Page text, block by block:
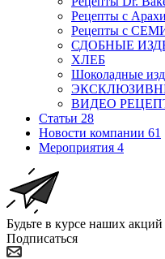
Рецепты с
Рецепты с
СДОБНЫЕ
ХЛЕБ
Шоколадные
ВИДЕО
Статьи 28
Новости компании 61
Мероприятия 4
Будьте в курсе наших
Подписаться